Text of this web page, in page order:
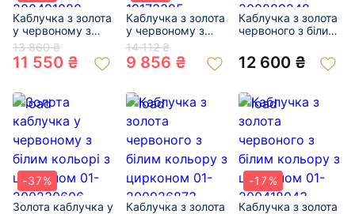
Каблучка з золота
у червоному з
білим кольорі з
цирконом 01-
200491080
13 860 ₴
11 550 ₴
Каблучка з золота
у червоному з
білим кольорі з
цирконом 01-
19173395
14 112 ₴
9 856 ₴
Каблучка з золота
червоного з білим
цирконом 01-
200889248
12 600 ₴
-37%
Золота каблучка у
Каблучка з золота
-17%
Каблучка з золота